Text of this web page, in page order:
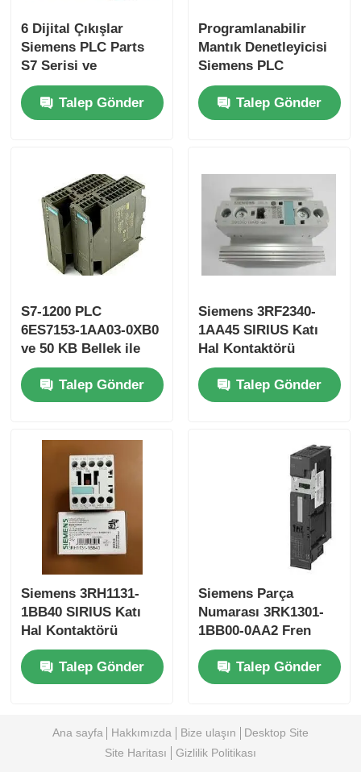
Hakkımızda
Fabrika turu
Bize ulaşın
Teklif isteği
Allen Bradley PLC Parçaları
Siemens PLC Parçaları
Yokogawa Stardom PLC
Hima Güvenlik A.Ş.
Foxboro PLC
ICS Üçlü PLC
Woodward PLC
GE Fanuc Modülü
6 Dijital Çıkışlar
Siemens PLC Parts
S7 Serisi ve
Performans için
OrijinalTalep Gönder
Programlanabilir
Mantık Denetleyicisi
Siemens PLC
Parçaları 25 Ns / adım
CPU Hız ve 2 Analog
Giriş
Talep Gönder
S7-1200 PLC
6ES7153-1AA03-0XB0
ve 50 KB Bellek ile
Endüstriyel
Otomasyon Kolaylaştı
Talep Gönder
Siemens 3RF2340-
1AA45 SIRIUS Katı
Hal Kontaktörü
Talep Gönder
Siemens 3RH1131-
1BB40 SIRIUS Katı
Hal Kontaktörü
Talep Gönder
Siemens Parça
Numarası 3RK1301-
1BB00-0AA2 Fren
kontrol modülü için
elektromekanik
kontaktör
Talep Gönder
Ana sayfa Hakkımızda Bize ulaşın
Desktop Site
Site Haritası
Gizlilik Politikası